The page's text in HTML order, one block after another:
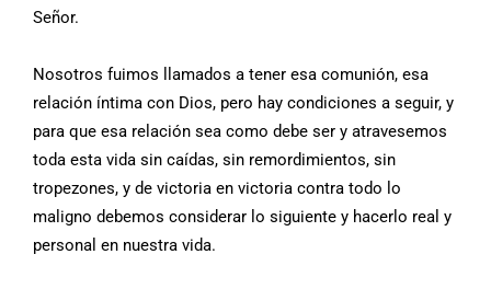
Señor.
Nosotros fuimos llamados a tener esa comunión, esa
relación íntima con Dios, pero hay condiciones a seguir, y
para que esa relación sea como debe ser y atravesemos
toda esta vida sin caídas, sin remordimientos, sin
tropezones, y de victoria en victoria contra todo lo
maligno debemos considerar lo siguiente y hacerlo real y
personal en nuestra vida.